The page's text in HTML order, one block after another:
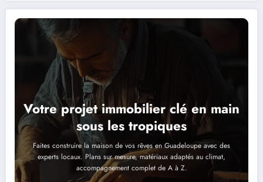
Votre projet immobilier clé en main
sous les tropiques
Faites construire la maison de vos rêves en Guadeloupe avec des
experts locaux. Plans sur mesure, matériaux adaptés au climat,
accompagnement complet de A à Z.